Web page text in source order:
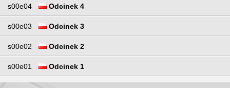
s00e04 Odcinek 4
s00e03 Odcinek 3
s00e02 Odcinek 2
s00e01 Odcinek 1